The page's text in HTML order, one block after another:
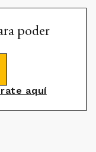
poder
aquí